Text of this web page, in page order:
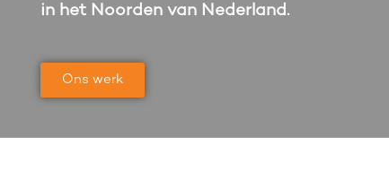
in het Noorden van Nederland.
Ons werk